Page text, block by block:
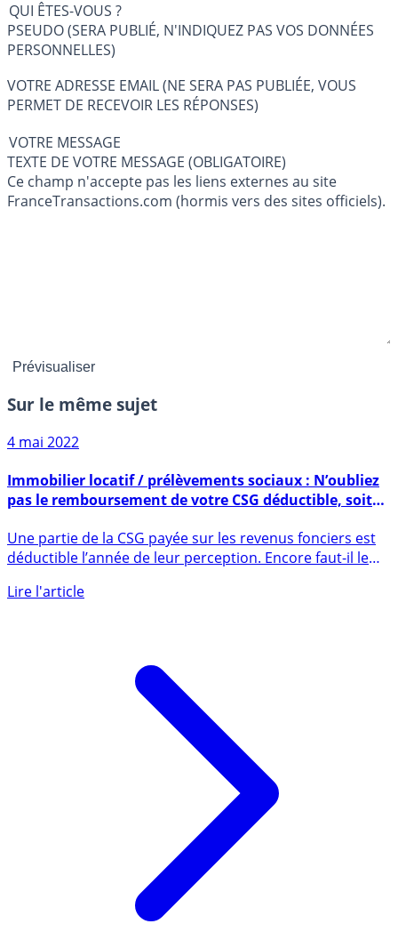
QUI ÊTES-VOUS ?
PSEUDO (SERA PUBLIÉ, N'INDIQUEZ PAS VOS DONNÉES
PERSONNELLES)
VOTRE ADRESSE EMAIL (NE SERA PAS PUBLIÉE, VOUS
PERMET DE RECEVOIR LES RÉPONSES)
VOTRE MESSAGE
TEXTE DE VOTRE MESSAGE (OBLIGATOIRE)
Ce champ n'accepte pas les liens externes au site
FranceTransactions.com (hormis vers des sites officiels).
Sur le même sujet
4 mai 2022
pas le remboursement de votre CSG déductible, soit
6.8% de vos revenus fonciers
déductible l’année de leur perception. Encore faut-il le